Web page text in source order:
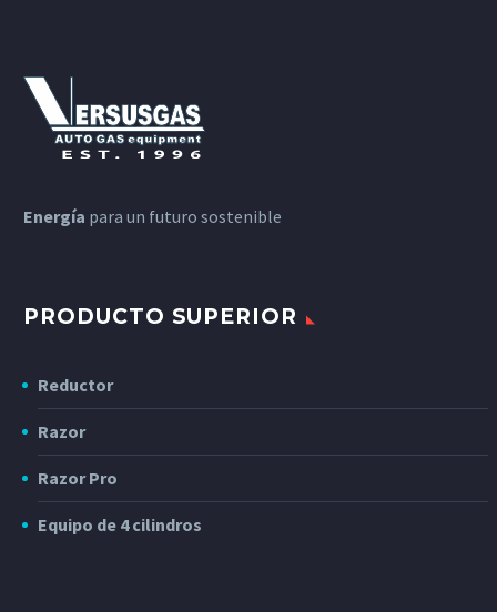
Energía para un futuro sostenible
PRODUCTO SUPERIOR
Reductor
Razor
Razor Pro
Equipo de 4 cilindros